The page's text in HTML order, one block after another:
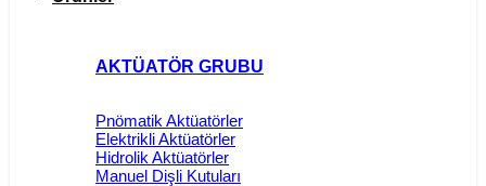
AKTÜATÖR GRUBU
Pnömatik Aktüatörler
Elektrikli Aktüatörler
Hidrolik Aktüatörler
Manuel Dişli Kutuları